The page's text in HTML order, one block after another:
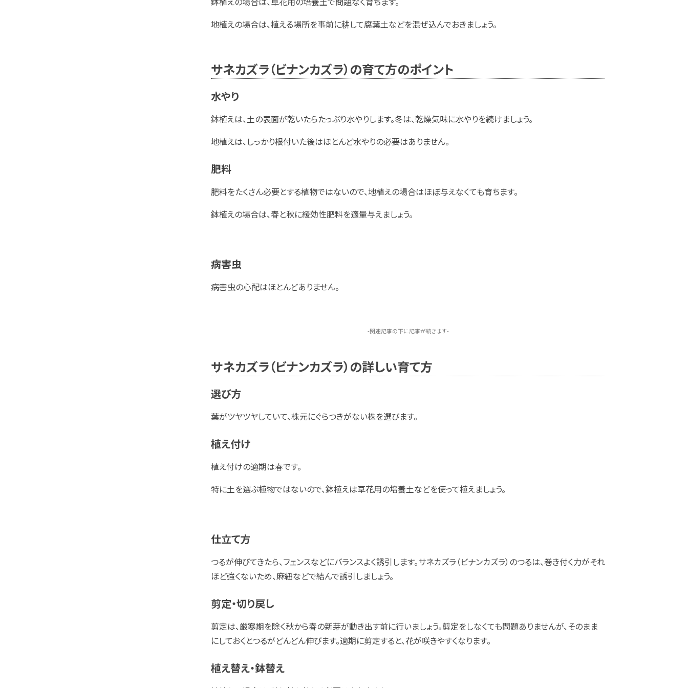
地植えの場合は、植える場所を事前に耕して腐葉土などを混ぜ込んでおきましょう。
サネカズラ（ビナンカズラ）の育て方のポイント
水やり
鉢植えは、土の表面が乾いたらたっぷり水やりします。冬は、乾燥気味に水やりを続けましょう。
地植えは、しっかり根付いた後はほとんど水やりの必要はありません。
肥料
肥料をたくさん必要とする植物ではないので、地植えの場合はほぼ与えなくても育ちます。
鉢植えの場合は、春と秋に緩効性肥料を適量与えましょう。
病害虫
病害虫の心配はほとんどありません。
-関連記事の下に記事が続きます-
サネカズラ（ビナンカズラ）の詳しい育て方
選び方
葉がツヤツヤしていて、株元にぐらつきがない株を選びます。
植え付け
植え付けの適期は春です。
特に土を選ぶ植物ではないので、鉢植えは草花用の培養土などを使って植えましょう。
仕立て方
つるが伸びてきたら、フェンスなどにバランスよく誘引します。サネカズラ（ビナンカズラ）のつるは、巻き付く力がそれ
ほど強くないため、麻紐などで結んで誘引しましょう。
剪定・切り戻し
剪定は、厳寒期を除く秋から春の新芽が動き出す前に行いましょう。剪定をしなくても問題ありませんが、そのまま
にしておくとつるがどんどん伸びます。適期に剪定すると、花が咲きやすくなります。
植え替え・鉢替え